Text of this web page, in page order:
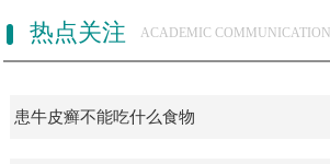
热点关注 ACADEMIC COMMUNICATION
患牛皮癣不能吃什么食物